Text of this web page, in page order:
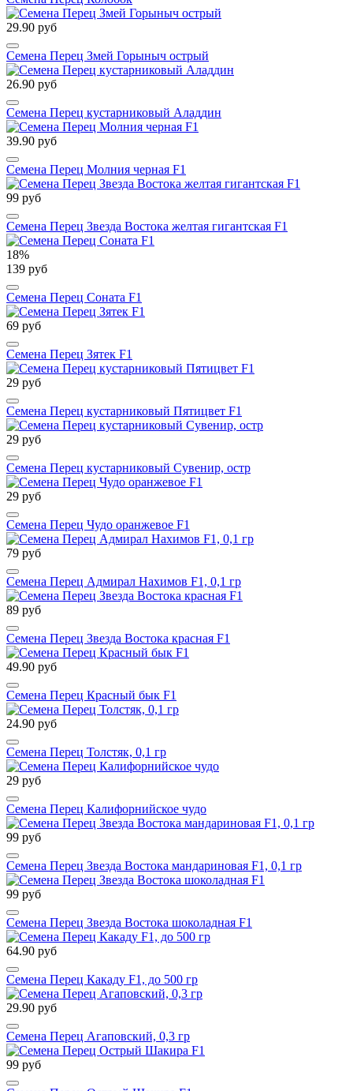
29.90 руб
Семена Перец Змей Горыныч острый
26.90 руб
Семена Перец кустарниковый Аладдин
39.90 руб
Семена Перец Молния черная F1
99 руб
Семена Перец Звезда Востока желтая гигантская F1
18%
139 руб
Семена Перец Соната F1
69 руб
Семена Перец Зятек F1
29 руб
Семена Перец кустарниковый Пятицвет F1
29 руб
Семена Перец кустарниковый Сувенир, остр
29 руб
Семена Перец Чудо оранжевое F1
79 руб
Семена Перец Адмирал Нахимов F1, 0,1 гр
89 руб
Семена Перец Звезда Востока красная F1
49.90 руб
Семена Перец Красный бык F1
24.90 руб
Семена Перец Толстяк, 0,1 гр
29 руб
Семена Перец Калифорнийское чудо
99 руб
Семена Перец Звезда Востока мандариновая F1, 0,1 гр
99 руб
Семена Перец Звезда Востока шоколадная F1
64.90 руб
Семена Перец Какаду F1, до 500 гр
29.90 руб
Семена Перец Агаповский, 0,3 гр
99 руб